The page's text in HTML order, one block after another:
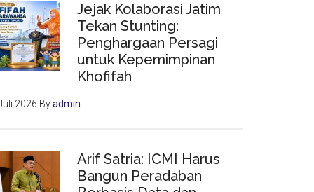
Jejak Kolaborasi Jatim
Tekan Stunting:
Penghargaan Persagi
untuk Kepemimpinan
Khofifah
2026 Byadmin
Arif Satria: ICMI Harus
Bangun Peradaban